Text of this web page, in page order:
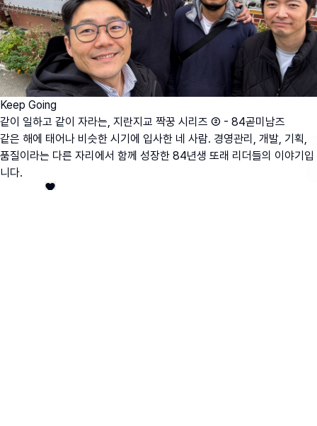
Keep Going
같이 일하고 같이 자라는, 지란지교 짝꿍 시리즈 ② - 84곧미남즈
같은 해에 태어나 비슷한 시기에 입사한 네 사람. 경영관리, 개발, 기획,
품질이라는 다른 자리에서 함께 성장한 84년생 또래 리더들의 이야기입
니다.